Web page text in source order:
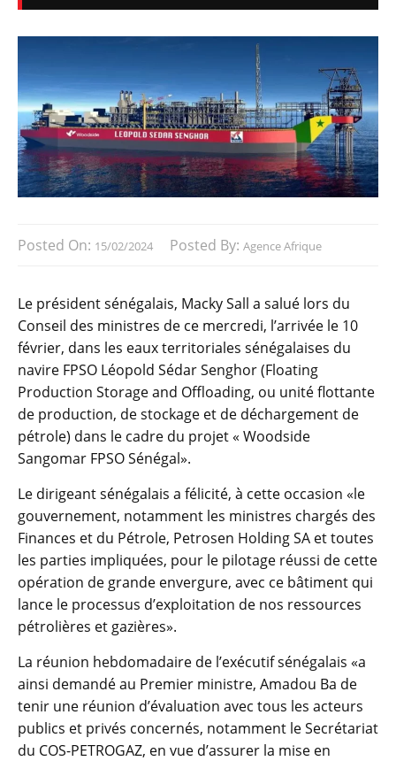
Posted On: 15/02/2024 Posted By: Agence Afrique
Le président sénégalais, Macky Sall a salué lors du
Conseil des ministres de ce mercredi, l’arrivée le 10
février, dans les eaux territoriales sénégalaises du
navire FPSO Léopold Sédar Senghor (Floating
Production Storage and Offloading, ou unité flottante
de production, de stockage et de déchargement de
pétrole) dans le cadre du projet « Woodside
Sangomar FPSO Sénégal».
Le dirigeant sénégalais a félicité, à cette occasion «le
gouvernement, notamment les ministres chargés des
Finances et du Pétrole, Petrosen Holding SA et toutes
les parties impliquées, pour le pilotage réussi de cette
opération de grande envergure, avec ce bâtiment qui
lance le processus d’exploitation de nos ressources
pétrolières et gazières».
La réunion hebdomadaire de l’exécutif sénégalais «a
ainsi demandé au Premier ministre, Amadou Ba de
tenir une réunion d’évaluation avec tous les acteurs
publics et privés concernés, notamment le Secrétariat
du COS-PETROGAZ, en vue d’assurer la mise en